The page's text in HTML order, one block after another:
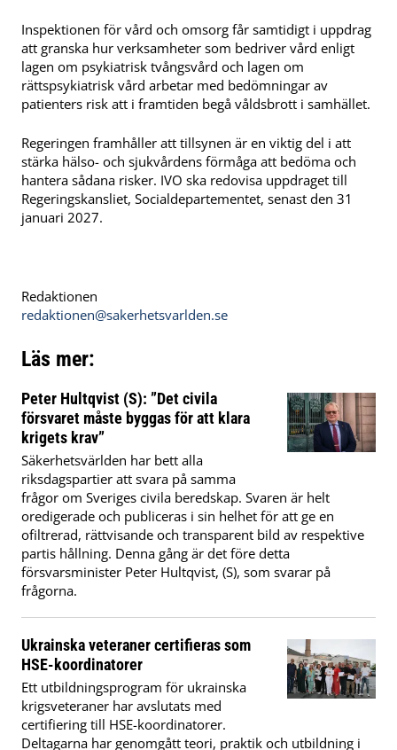
Inspektionen för vård och omsorg får samtidigt i uppdrag
att granska hur verksamheter som bedriver vård enligt
lagen om psykiatrisk tvångsvård och lagen om
rättspsykiatrisk vård arbetar med bedömningar av
patienters risk att i framtiden begå våldsbrott i samhället.
Regeringen framhåller att tillsynen är en viktig del i att
stärka hälso- och sjukvårdens förmåga att bedöma och
hantera sådana risker. IVO ska redovisa uppdraget till
Regeringskansliet, Socialdepartementet, senast den 31
januari 2027.
Redaktionen
redaktionen@sakerhetsvarlden.se
Läs mer:
Peter Hultqvist (S): ”Det civila
försvaret måste byggas för att klara
krigets krav”
Säkerhetsvärlden har bett alla
riksdagspartier att svara på samma
frågor om Sveriges civila beredskap. Svaren är helt
oredigerade och publiceras i sin helhet för att ge en
ofiltrerad, rättvisande och transparent bild av respektive
partis hållning. Denna gång är det före detta
försvarsminister Peter Hultqvist, (S), som svarar på
frågorna.
Ukrainska veteraner certifieras som
HSE-koordinatorer
Ett utbildningsprogram för ukrainska
krigsveteraner har avslutats med
certifiering till HSE-koordinatorer.
Deltagarna har genomgått teori, praktik och utbildning i